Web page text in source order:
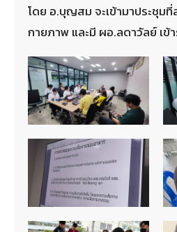
โดย อ.บุญสม จะเข้ามาประชุม
กายภาพ และมี ผอ.ลดาวัลย์ เข้